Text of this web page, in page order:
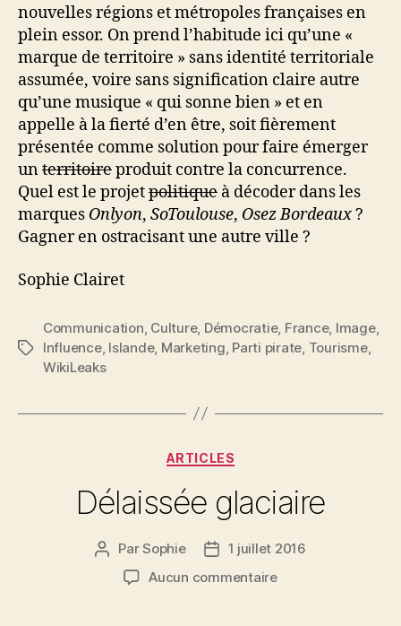
nouvelles régions et métropoles françaises en
plein essor. On prend l’habitude ici qu’une «
marque de territoire » sans identité territoriale
assumée, voire sans signification claire autre
qu’une musique « qui sonne bien » et en
appelle à la fierté d’en être, soit fièrement
présentée comme solution pour faire émerger
unterritoireproduit contre la concurrence.
Quel est le projetpolitique à décoder dans les
marques Onlyon, SoToulouse, Osez Bordeaux?
Gagner en ostracisant une autre ville ?
Sophie Clairet
Étiquettes
Communication Culture, Démocratie, France, Image,
Influence, Islande, Marketing Parti pirate Tourisme,
WikiLeaks
Catégories
ARTICLES
Délaissée glaciaire
Auteur
l’article
ParSophie
Date1 juillet 2016
Aucun commentairesur